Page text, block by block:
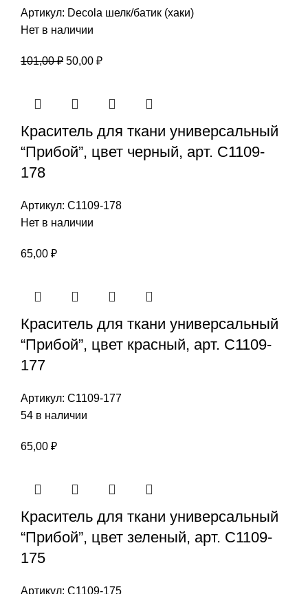
Артикул: Decola шелк/батик (хаки)
Нет в наличии
101,00₽ Первоначальная
101,00 ₽.
50,00 ₽Текущая
Краситель для ткани универсальный
“Прибой”, цвет черный, арт. С1109-
178
Артикул: С1109-178
Нет в наличии
65,00 ₽
Краситель для ткани универсальный
“Прибой”, цвет красный, арт. С1109-
177
Артикул: С1109-177
54 в наличии
65,00 ₽
Краситель для ткани универсальный
“Прибой”, цвет зеленый, арт. С1109-
175
Артикул: С1109-175